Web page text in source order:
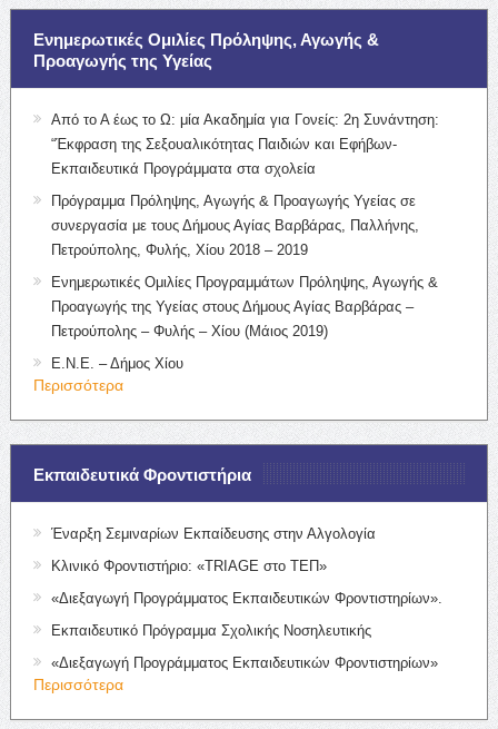
Ενημερωτικές Ομιλίες Πρόληψης, Αγωγής &
Προαγωγής της Υγείας
Από το Α έως το Ω: μία Ακαδημία για Γονείς: 2η Συνάντηση:
“Έκφραση της Σεξουαλικότητας Παιδιών και Εφήβων-
Εκπαιδευτικά Προγράμματα στα σχολεία
Πρόγραμμα Πρόληψης, Αγωγής & Προαγωγής Υγείας σε
συνεργασία με τους Δήμους Αγίας Βαρβάρας, Παλλήνης,
Πετρούπολης, Φυλής, Χίου 2018 – 2019
Ενημερωτικές Ομιλίες Προγραμμάτων Πρόληψης, Αγωγής &
Προαγωγής της Υγείας στους Δήμους Αγίας Βαρβάρας –
Πετρούπολης – Φυλής – Χίου (Μάιος 2019)
Ε.Ν.Ε. – Δήμος Χίου
Περισσότερα
Εκπαιδευτικά Φροντιστήρια
Έναρξη Σεμιναρίων Εκπαίδευσης στην Αλγολογία
Κλινικό Φροντιστήριο: «TRIAGE στο ΤΕΠ»
«Διεξαγωγή Προγράμματος Εκπαιδευτικών Φροντιστηρίων».
Εκπαιδευτικό Πρόγραμμα Σχολικής Νοσηλευτικής
«Διεξαγωγή Προγράμματος Εκπαιδευτικών Φροντιστηρίων»
Περισσότερα